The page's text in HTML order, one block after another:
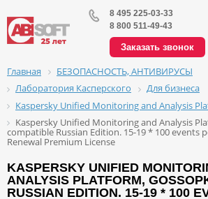
8 495 225-03-33
8 800 511-49-43
Заказать звонок
Главная
БЕЗОПАСНОСТЬ, АНТИВИРУСЫ
Лаборатория Касперского
Для бизнеса
Kaspersky Unified Monitoring and Analysis
Kaspersky Unified Monitoring and Analysis
compatible Russian Edition. 15-19 * 100 events
Renewal Premium License
KASPERSKY UNIFIED
ANALYSIS PLATFORM,
RUSSIAN EDITION. 15-19 * 100